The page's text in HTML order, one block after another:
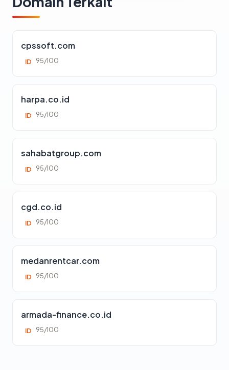
cpssoft.com
ID 95/100
harpa.co.id
ID 95/100
sahabatgroup.com
ID 95/100
cgd.co.id
ID 95/100
medanrentcar.com
ID 95/100
armada-finance.co.id
ID 95/100